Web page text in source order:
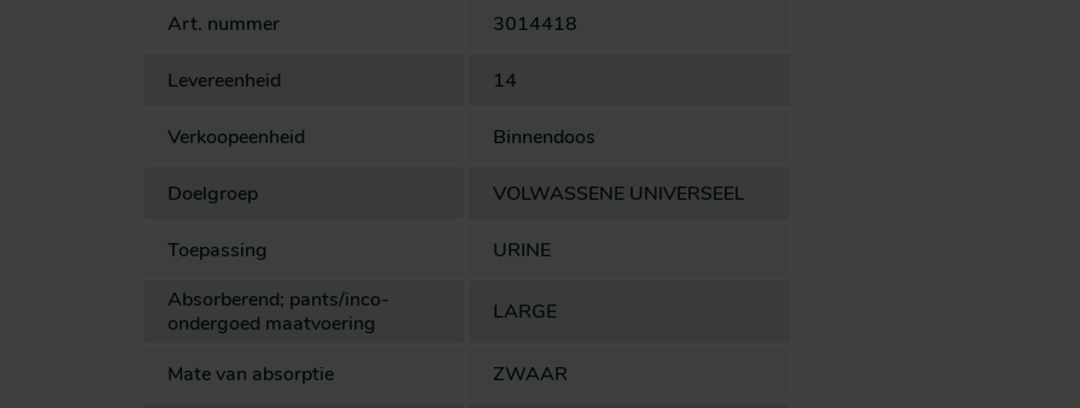
Art. nummer 3014418
Levereenheid 14
Verkoopeenheid Binnendoos
Doelgroep VOLWASSENE UNIVERSEEL
Toepassing
URINE
Absorberend; pants/inco-
ondergoed maatvoering
LARGE
Mate van absorptie ZWAAR